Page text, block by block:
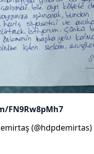
FN9Rw8pMh7
(@hdpdemirtas)